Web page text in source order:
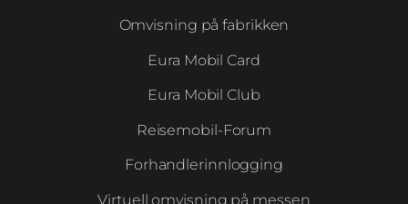
Omvisning på fabrikken
Eura Mobil Card
Eura Mobil Club
Reisemobil-Forum
Forhandlerinnlogging
Virtuell omvisning på messen